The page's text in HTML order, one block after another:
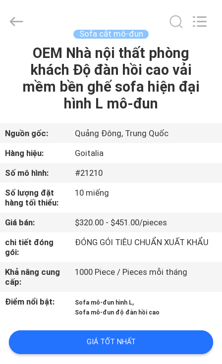
TRANG
PHẨM
VIDEO
VỀ
CHÚNG
THAM
QUAN
NHÀ
KIỂM
Cara
Sofa cắt mô-đun
OEM Nhà nội thất phòng
khách Độ đàn hồi cao vải
mềm bền ghế sofa hiện đại
hình L mô-đun
Nguồn gốc:
Quảng Đông, Trung Quốc
Hàng hiệu:
Goitalia
Số mô hình:
#21210
Số lượng đặt
hàng tối thiểu:
10 miếng
Giá bán:
$320.00 - $451.00/pieces
chi tiết đóng
gói:
ĐÓNG GÓI TIÊU CHUẨN XUẤT KHẨU
Khả năng cung
cấp:
1000 Piece / Pieces mỗi tháng
Điểm nổi bật: Sofa mô-đun hình L,
Sofa mô-đun độ đàn hồi cao
GIÁ TỐT NHẤT